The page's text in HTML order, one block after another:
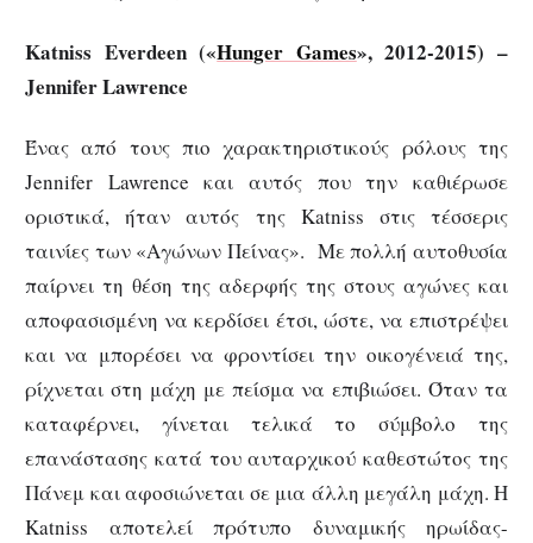
Katniss Everdeen («Hunger Games», 2012-2015) –
Jennifer Lawrence
Ένας από τους πιο χαρακτηριστικούς ρόλους της
Jennifer Lawrence και αυτός που την καθιέρωσε
οριστικά, ήταν αυτός της Katniss στις τέσσερις
ταινίες των «Αγώνων Πείνας». Με πολλή αυτοθυσία
παίρνει τη θέση της αδερφής της στους αγώνες και
αποφασισμένη να κερδίσει έτσι, ώστε, να επιστρέψει
και να μπορέσει να φροντίσει την οικογένειά της,
ρίχνεται στη μάχη με πείσμα να επιβιώσει. Όταν τα
καταφέρνει, γίνεται τελικά το σύμβολο της
επανάστασης κατά του αυταρχικού καθεστώτος της
Πάνεμ και αφοσιώνεται σε μια άλλη μεγάλη μάχη. Η
Katniss αποτελεί πρότυπο δυναμικής ηρωίδας-